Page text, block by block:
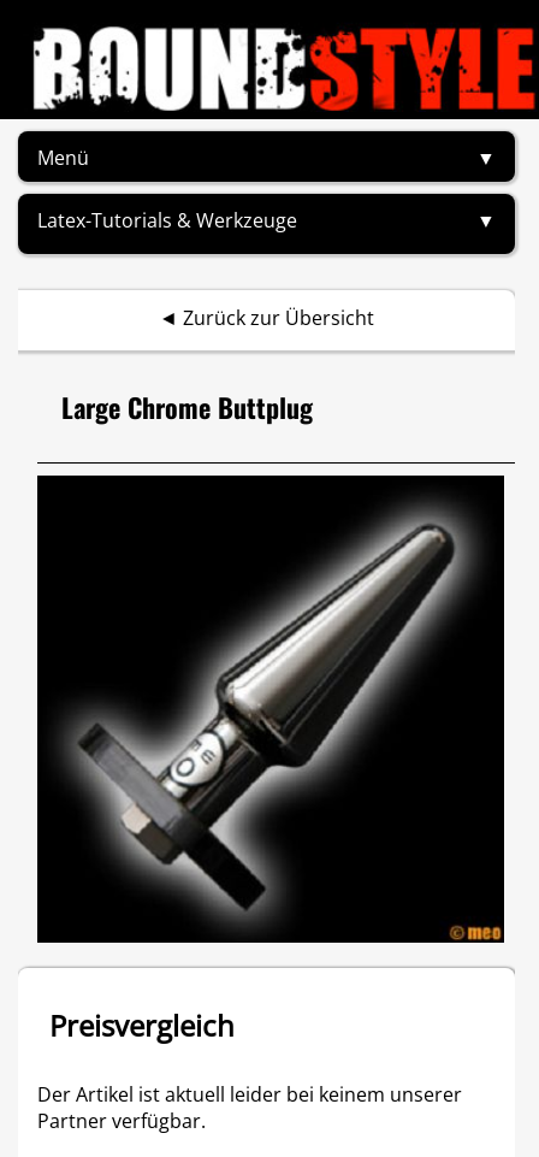
Menü ▼
Latex-Tutorials & Werkzeuge ▼
◄ Zurück zur Übersicht
Large Chrome Buttplug
Preisvergleich
Der Artikel ist aktuell leider bei keinem unserer
Partner verfügbar.